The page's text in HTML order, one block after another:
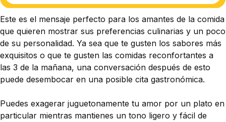
Este es el mensaje perfecto para los amantes de la comida
que quieren mostrar sus preferencias culinarias y un poco
de su personalidad. Ya sea que te gusten los sabores más
exquisitos o que te gusten las comidas reconfortantes a
las 3 de la mañana, una conversación después de esto
puede desembocar en una posible cita gastronómica.
Puedes exagerar juguetonamente tu amor por un plato en
particular mientras mantienes un tono ligero y fácil de